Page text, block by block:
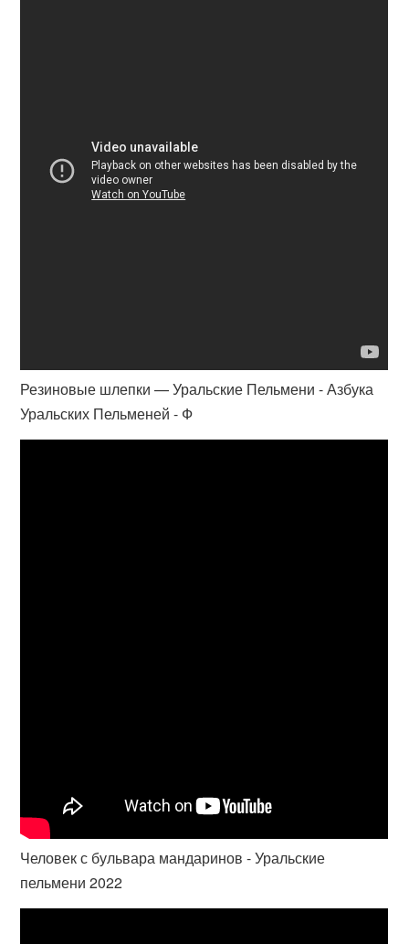
Резиновые шлепки — Уральские Пельмени - Азбука
Уральских Пельменей - Ф
Человек с бульвара мандаринов - Уральские
пельмени 2022